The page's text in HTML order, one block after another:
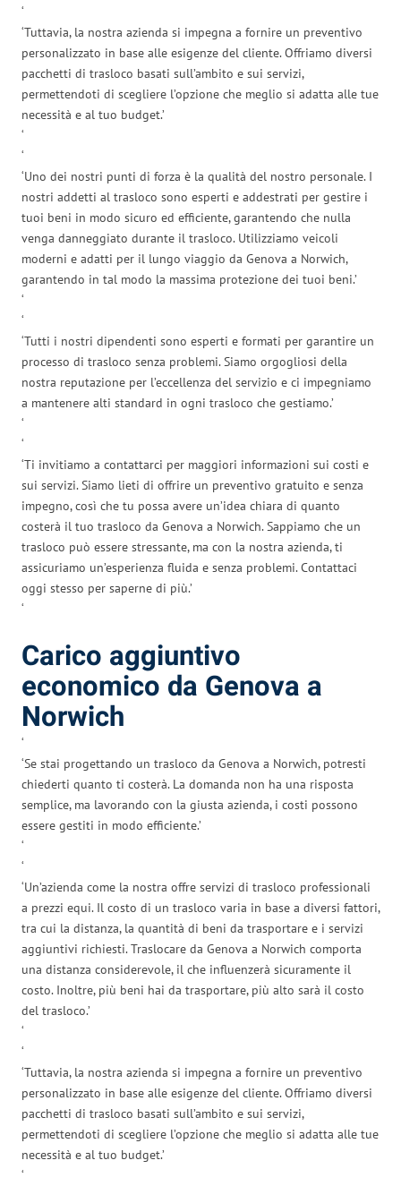
‘
‘Tuttavia, la nostra azienda si impegna a fornire un preventivo
personalizzato in base alle esigenze del cliente. Offriamo diversi
pacchetti di trasloco basati sull’ambito e sui servizi,
permettendoti di scegliere l’opzione che meglio si adatta alle tue
necessità e al tuo budget.’
‘
‘
‘Uno dei nostri punti di forza è la qualità del nostro personale. I
nostri addetti al trasloco sono esperti e addestrati per gestire i
tuoi beni in modo sicuro ed efficiente, garantendo che nulla
venga danneggiato durante il trasloco. Utilizziamo veicoli
moderni e adatti per il lungo viaggio da Genova a Norwich,
garantendo in tal modo la massima protezione dei tuoi beni.’
‘
‘
‘Tutti i nostri dipendenti sono esperti e formati per garantire un
processo di trasloco senza problemi. Siamo orgogliosi della
nostra reputazione per l’eccellenza del servizio e ci impegniamo
a mantenere alti standard in ogni trasloco che gestiamo.’
‘
‘
‘Ti invitiamo a contattarci per maggiori informazioni sui costi e
sui servizi. Siamo lieti di offrire un preventivo gratuito e senza
impegno, così che tu possa avere un’idea chiara di quanto
costerà il tuo trasloco da Genova a Norwich. Sappiamo che un
trasloco può essere stressante, ma con la nostra azienda, ti
assicuriamo un’esperienza fluida e senza problemi. Contattaci
oggi stesso per saperne di più.’
‘
Carico aggiuntivo
economico da Genova a
Norwich
‘
‘Se stai progettando un trasloco da Genova a Norwich, potresti
chiederti quanto ti costerà. La domanda non ha una risposta
semplice, ma lavorando con la giusta azienda, i costi possono
essere gestiti in modo efficiente.’
‘
‘
‘Un’azienda come la nostra offre servizi di trasloco professionali
a prezzi equi. Il costo di un trasloco varia in base a diversi fattori,
tra cui la distanza, la quantità di beni da trasportare e i servizi
aggiuntivi richiesti. Traslocare da Genova a Norwich comporta
una distanza considerevole, il che influenzerà sicuramente il
costo. Inoltre, più beni hai da trasportare, più alto sarà il costo
del trasloco.’
‘
‘
‘Tuttavia, la nostra azienda si impegna a fornire un preventivo
personalizzato in base alle esigenze del cliente. Offriamo diversi
pacchetti di trasloco basati sull’ambito e sui servizi,
permettendoti di scegliere l’opzione che meglio si adatta alle tue
necessità e al tuo budget.’
‘